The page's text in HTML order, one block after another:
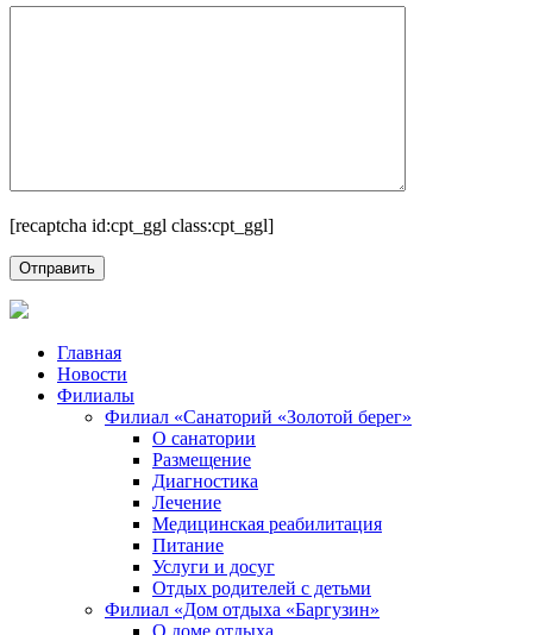
[recaptcha id:cpt_ggl class:cpt_ggl]
Главная
Новости
Филиалы
Филиал «Санаторий «Золотой берег»
О санатории
Размещение
Диагностика
Лечение
Медицинская реабилитация
Питание
Услуги и досуг
Отдых родителей с детьми
Филиал «Дом отдыха «Баргузин»
О доме отдыха